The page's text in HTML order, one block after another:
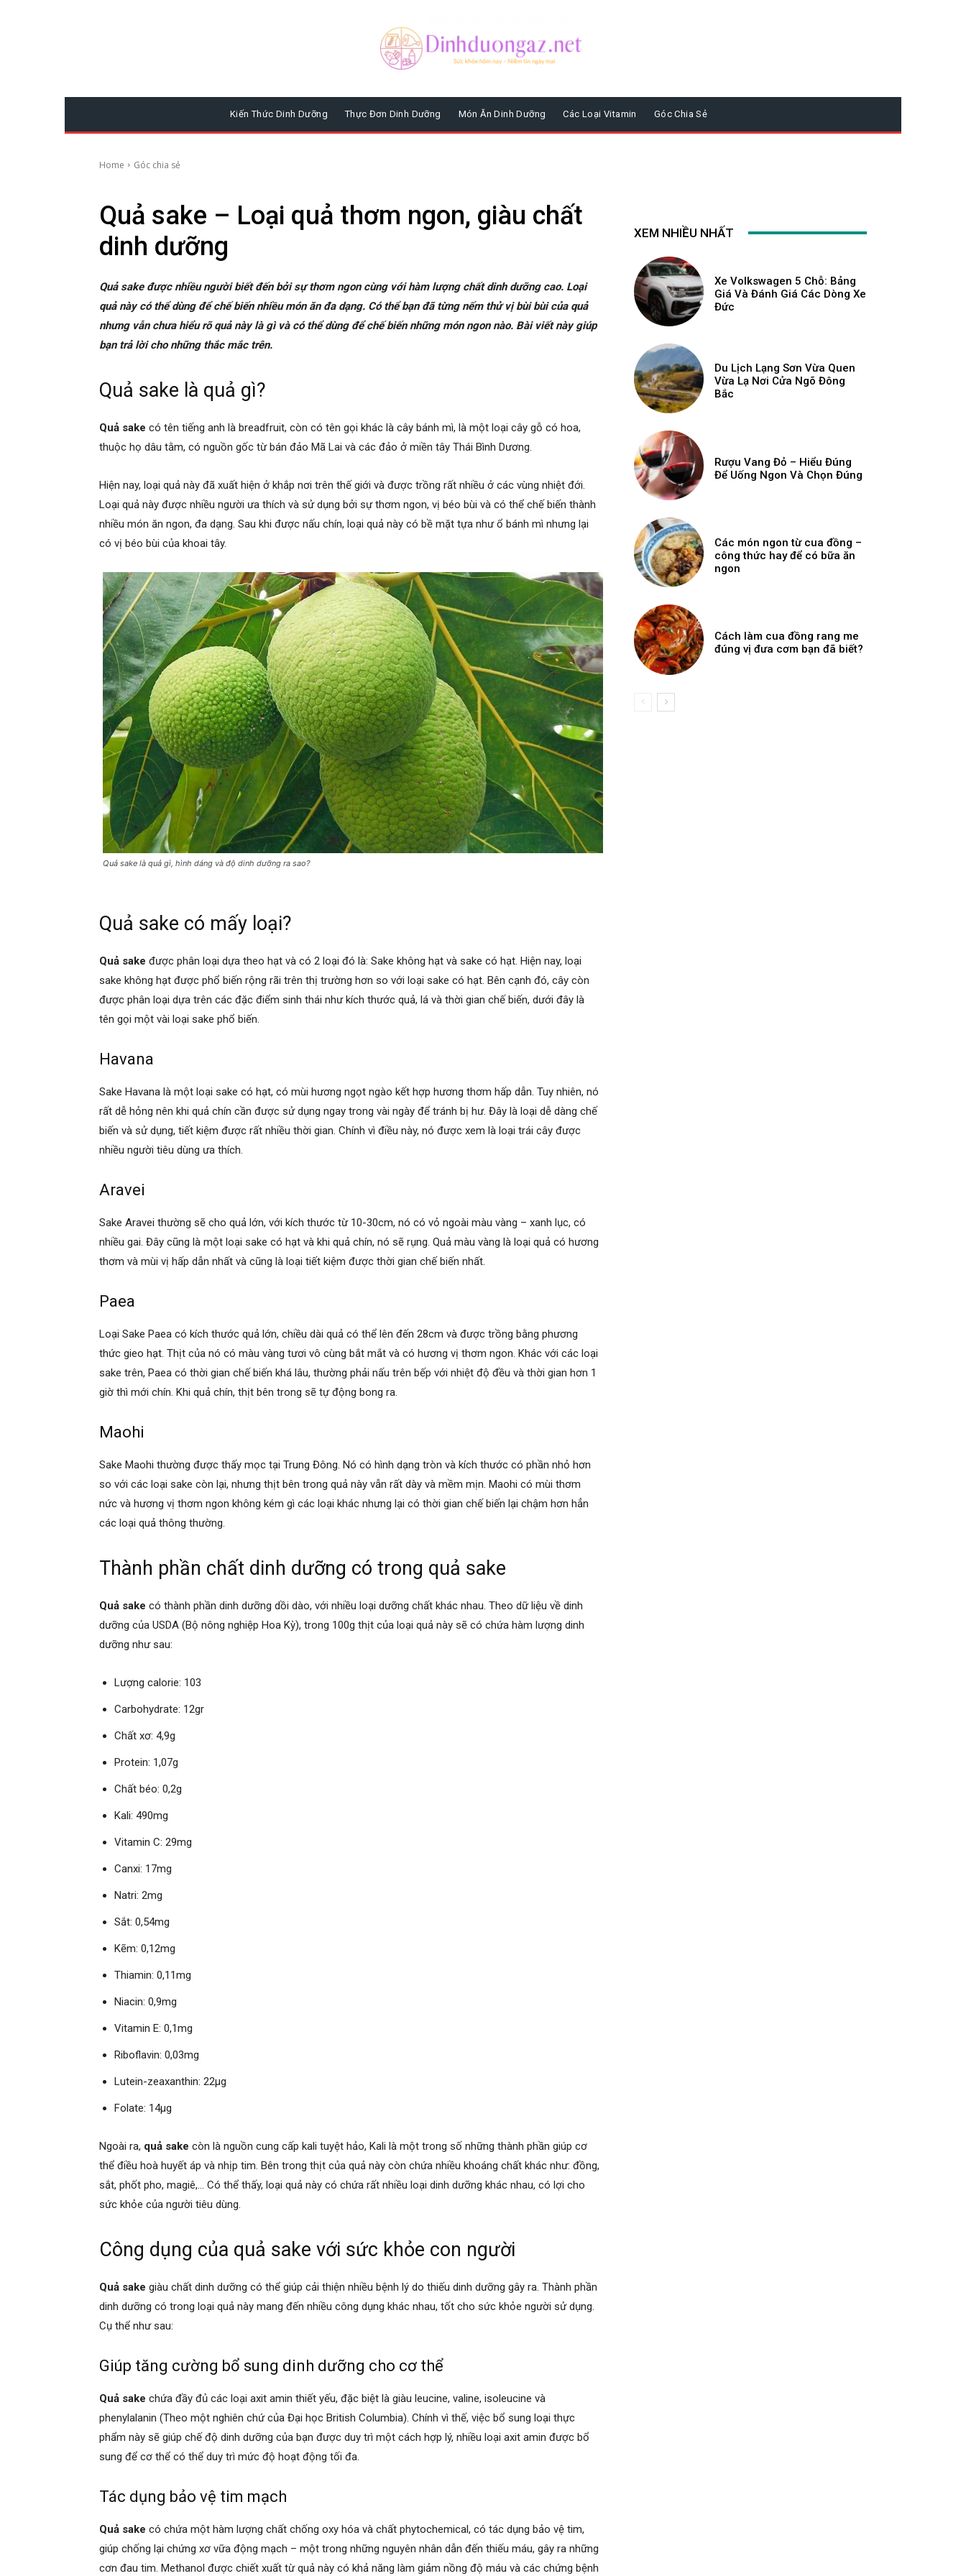
Kiến Thức Dinh Dưỡng Thực Đơn Dinh Dưỡng Món Ăn Dinh Dưỡng Các Loại Vitamin Góc Chia Sẻ
Home Góc chia sẻ
Quả sake – Loại quả thơm ngon, giàu chất
dinh dưỡng
Quả sake được nhiều người biết đến bởi sự thơm ngon cùng với hàm lượng chất dinh dưỡng cao. Loại
quả này có thể dùng để chế biến nhiều món ăn đa dạng. Có thể bạn đã từng nếm thử vị bùi bùi của quả
nhưng vẫn chưa hiểu rõ quả này là gì và có thể dùng để chế biến những món ngon nào. Bài viết này giúp
bạn trả lời cho những thắc mắc trên.
Quả sake là quả gì?
Quả sake có tên tiếng anh là breadfruit, còn có tên gọi khác là cây bánh mì, là một loại cây gỗ có hoa,
thuộc họ dâu tằm, có nguồn gốc từ bán đảo Mã Lai và các đảo ở miền tây Thái Bình Dương.
Hiện nay, loại quả này đã xuất hiện ở khắp nơi trên thế giới và được trồng rất nhiều ở các vùng nhiệt đới.
Loại quả này được nhiều người ưa thích và sử dụng bởi sự thơm ngon, vị béo bùi và có thể chế biến thành
nhiều món ăn ngon, đa dạng. Sau khi được nấu chín, loại quả này có bề mặt tựa như ổ bánh mì nhưng lại
có vị béo bùi của khoai tây.
Quả sake là quả gì, hình dáng và độ dinh dưỡng ra sao?
Quả sake có mấy loại?
Quả sake được phân loại dựa theo hạt và có 2 loại đó là: Sake không hạt và sake có hạt. Hiện nay, loại
sake không hạt được phổ biến rộng rãi trên thị trường hơn so với loại sake có hạt. Bên cạnh đó, cây còn
được phân loại dựa trên các đặc điểm sinh thái như kích thước quả, lá và thời gian chế biến, dưới đây là
tên gọi một vài loại sake phổ biến.
Havana
Sake Havana là một loại sake có hạt, có mùi hương ngọt ngào kết hợp hương thơm hấp dẫn. Tuy nhiên, nó
rất dễ hỏng nên khi quả chín cần được sử dụng ngay trong vài ngày để tránh bị hư. Đây là loại dễ dàng chế
biến và sử dụng, tiết kiệm được rất nhiều thời gian. Chính vì điều này, nó được xem là loại trái cây được
nhiều người tiêu dùng ưa thích.
Aravei
Sake Aravei thường sẽ cho quả lớn, với kích thước từ 10-30cm, nó có vỏ ngoài màu vàng – xanh lục, có
nhiều gai. Đây cũng là một loại sake có hạt và khi quả chín, nó sẽ rụng. Quả màu vàng là loại quả có hương
thơm và mùi vị hấp dẫn nhất và cũng là loại tiết kiệm được thời gian chế biến nhất.
Paea
Loại Sake Paea có kích thước quả lớn, chiều dài quả có thể lên đến 28cm và được trồng bằng phương
thức gieo hạt. Thịt của nó có màu vàng tươi vô cùng bắt mắt và có hương vị thơm ngon. Khác với các loại
sake trên, Paea có thời gian chế biến khá lâu, thường phải nấu trên bếp với nhiệt độ đều và thời gian hơn 1
giờ thì mới chín. Khi quả chín, thịt bên trong sẽ tự động bong ra.
Maohi
Sake Maohi thường được thấy mọc tại Trung Đông. Nó có hình dạng tròn và kích thước có phần nhỏ hơn
so với các loại sake còn lại, nhưng thịt bên trong quả này vẫn rất dày và mềm mịn. Maohi có mùi thơm
nức và hương vị thơm ngon không kém gì các loại khác nhưng lại có thời gian chế biến lại chậm hơn hẳn
các loại quả thông thường.
Thành phần chất dinh dưỡng có trong quả sake
Quả sake có thành phần dinh dưỡng dồi dào, với nhiều loại dưỡng chất khác nhau. Theo dữ liệu về dinh
dưỡng của USDA (Bộ nông nghiệp Hoa Kỳ), trong 100g thịt của loại quả này sẽ có chứa hàm lượng dinh
dưỡng như sau:
Lượng calorie: 103
Carbohydrate: 12gr
Chất xơ: 4,9g
Protein: 1,07g
Chất béo: 0,2g
Kali: 490mg
Vitamin C: 29mg
Canxi: 17mg
Natri: 2mg
Sắt: 0,54mg
Kẽm: 0,12mg
Thiamin: 0,11mg
Niacin: 0,9mg
Vitamin E: 0,1mg
Riboflavin: 0,03mg
Lutein-zeaxanthin: 22µg
Folate: 14μg
Ngoài ra, quả sake còn là nguồn cung cấp kali tuyệt hảo, Kali là một trong số những thành phần giúp cơ
thể điều hoà huyết áp và nhịp tim. Bên trong thịt của quả này còn chứa nhiều khoáng chất khác như: đồng,
sắt, phốt pho, magiê,… Có thể thấy, loại quả này có chứa rất nhiều loại dinh dưỡng khác nhau, có lợi cho
sức khỏe của người tiêu dùng.
Công dụng của quả sake với sức khỏe con người
Quả sake giàu chất dinh dưỡng có thể giúp cải thiện nhiều bệnh lý do thiếu dinh dưỡng gây ra. Thành phần
dinh dưỡng có trong loại quả này mang đến nhiều công dụng khác nhau, tốt cho sức khỏe người sử dụng.
Cụ thể như sau:
Giúp tăng cường bổ sung dinh dưỡng cho cơ thể
Quả sake chứa đầy đủ các loại axit amin thiết yếu, đặc biệt là giàu leucine, valine, isoleucine và
phenylalanin (Theo một nghiên chứ của Đại học British Columbia). Chính vì thế, việc bổ sung loại thực
phẩm này sẽ giúp chế độ dinh dưỡng của bạn được duy trì một cách hợp lý, nhiều loại axit amin được bổ
sung để cơ thể có thể duy trì mức độ hoạt động tối đa.
Tác dụng bảo vệ tim mạch
Quả sake có chứa một hàm lượng chất chống oxy hóa và chất phytochemical, có tác dụng bảo vệ tim,
giúp chống lại chứng xơ vữa động mạch – một trong những nguyên nhân dẫn đến thiếu máu, gây ra những
cơn đau tim. Methanol được chiết xuất từ quả này có khả năng làm giảm nồng độ máu và các chứng bệnh
XEM NHIỀU NHẤT
Xe Volkswagen 5 Chỗ: Bảng
Giá Và Đánh Giá Các Dòng Xe
Đức
Du Lịch Lạng Sơn Vừa Quen
Vừa Lạ Nơi Cửa Ngõ Đông
Bắc
Rượu Vang Đỏ – Hiểu Đúng
Để Uống Ngon Và Chọn Đúng
Các món ngon từ cua đồng –
công thức hay để có bữa ăn
ngon
Cách làm cua đồng rang me
đúng vị đưa cơm bạn đã biết?